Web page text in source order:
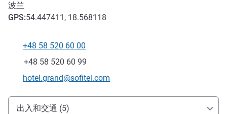
波兰
GPS:54.447411, 18.568118
电话
+48 58 520 60 00
传真
+48 58 520 60 99
联系电子邮件
hotel.grand@sofitel.com
抵达和交通
出入和交通 (5)